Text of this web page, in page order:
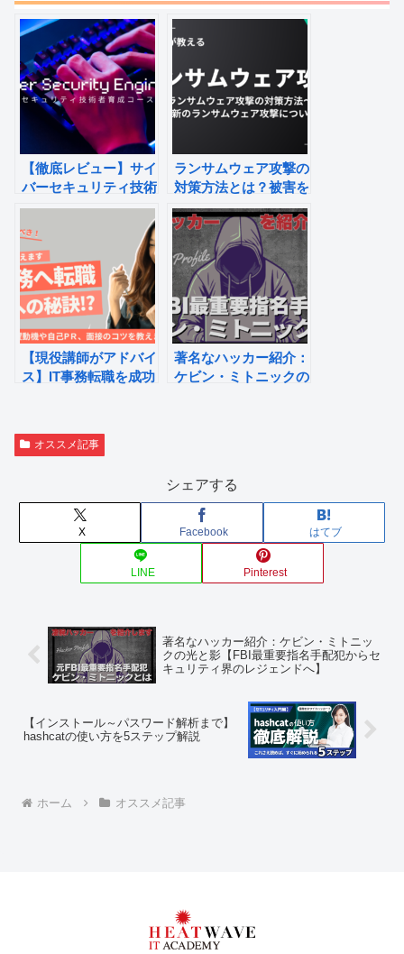
【徹底レビュー】サイ
バーセキュリティ技術
者育成コースの評判、
受講生の声やカリキュ
ラム
ランサムウェア攻撃の
対策方法とは？被害を
防ぐ防止策と感染後の
対策
【現役講師がアドバイ
ス】IT事務転職を成功
えます！
著名なハッカー紹介：
ケビン・ミトニックの
オススメ記事
シェアする
X Facebook はてブ
LINE Pinterest
著名なハッカー紹介：ケビン・ミトニッ
クの光と影【FBI最重要指名手配犯からセ
キュリティ界のレジェンドへ】
【インストール～パスワード解析まで】
hashcatの使い方を5ステップ解説
ホーム オススメ記事